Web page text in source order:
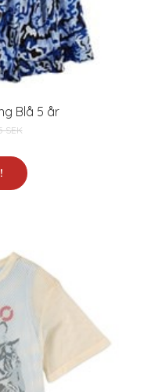
Blå 5 år
SEK